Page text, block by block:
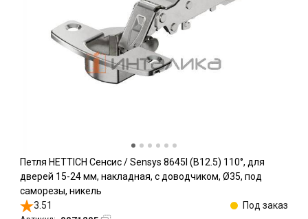
Петля HETTICH Сенсис / Sensys 8645I (B12.5) 110°, для
дверей 15-24 мм, накладная, с доводчиком, Ø35, под
саморезы, никель
3.51
Под заказ